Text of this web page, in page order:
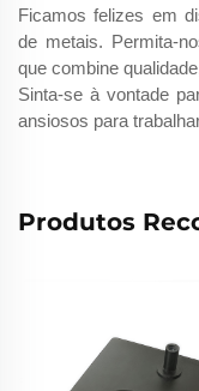
Ficamos felizes em
de metais. Permita-
que combine
Sinta-se à vontade
ansiosos para
Produtos